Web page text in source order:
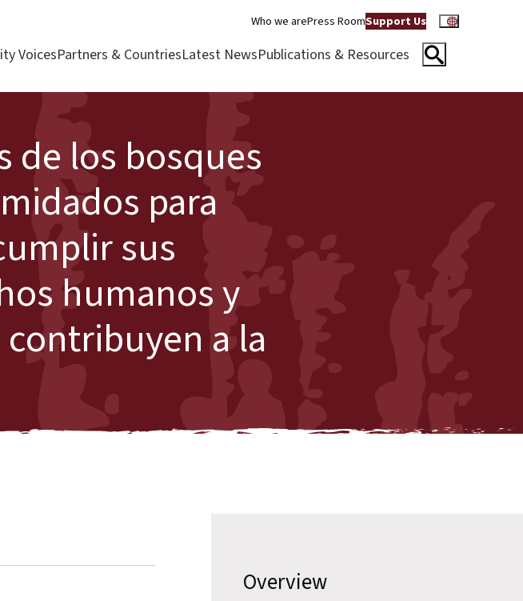
Who we arePress RoomSupport Us
VoicesPartners & CountriesLatest NewsPublications & Resources
de los bosques
para
sus
humanos y
a la
Overview